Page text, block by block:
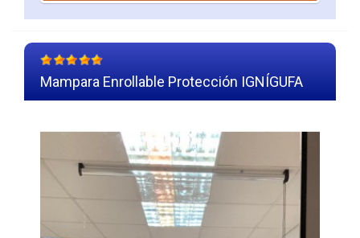
Mampara Enrollable Protección IGNÍGUFA